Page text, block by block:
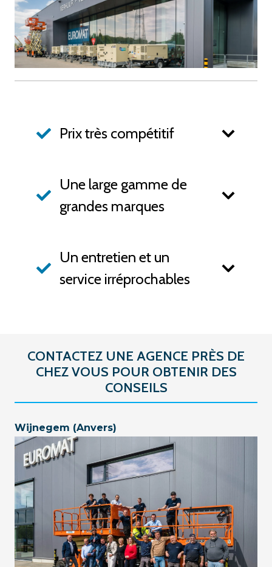
Prix très compétitif
Une large gamme de
grandes marques
Un entretien et un
service irréprochables
CONTACTEZ UNE AGENCE PRÈS DE
CHEZ VOUS POUR OBTENIR DES
CONSEILS
Wijnegem (Anvers)